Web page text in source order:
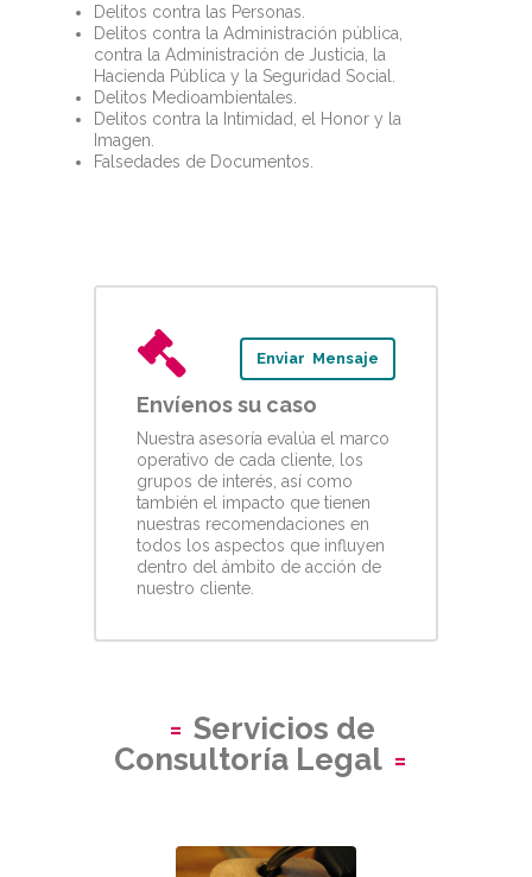
Delitos contra las Personas.
Delitos contra la Administración pública,
contra la Administración de Justicia, la
Hacienda Pública y la Seguridad Social.
Delitos Medioambientales.
Delitos contra la Intimidad, el Honor y la
Imagen.
Falsedades de Documentos.
Enviar Mensaje
Envíenos su caso
Nuestra asesoría evalúa el marco
operativo de cada cliente, los
grupos de interés, así como
también el impacto que tienen
nuestras recomendaciones en
todos los aspectos que influyen
dentro del ámbito de acción de
nuestro cliente.
Servicios de
Consultoría Legal